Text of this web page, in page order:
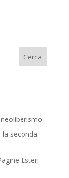
Cerca
la seconda
Esteri –